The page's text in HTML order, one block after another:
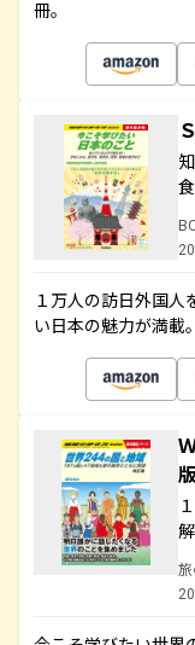
冊。
１万人の訪日外国人
い日本の魅力が満載